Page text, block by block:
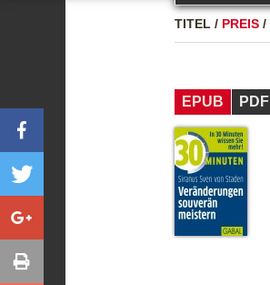
TITEL / PREIS /
EPUB
PDF